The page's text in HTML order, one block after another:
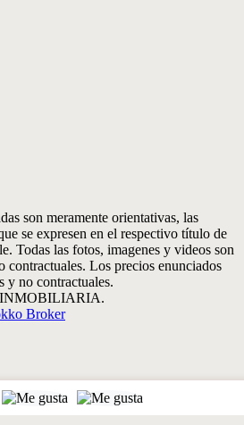
son meramente orientativas, las
se expresen en el respectivo título de
Todas las fotos, imagenes y videos son
contractuales. Los precios enunciados
y no contractuales.
Broker